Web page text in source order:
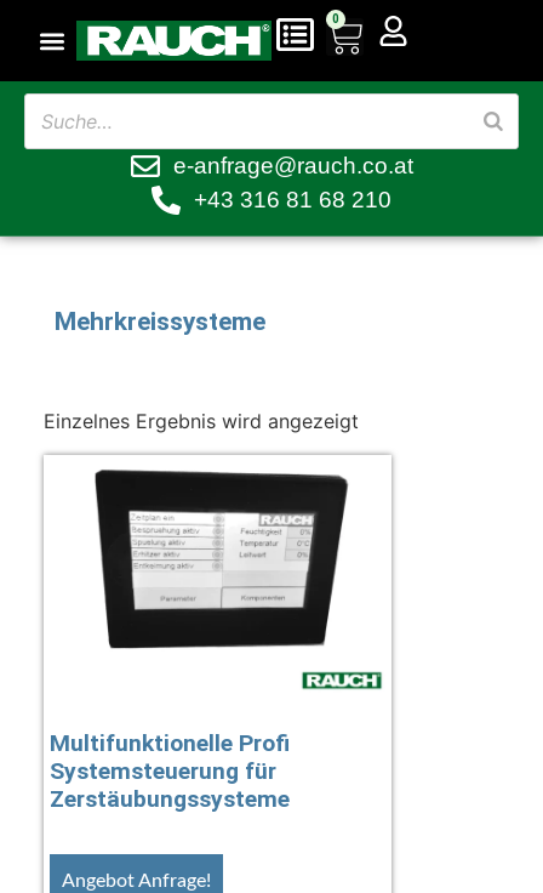
0
e-anfrage@rauch.co.at
+43 316 81 68 210
Mehrkreissysteme
Einzelnes Ergebnis wird angezeigt
Multifunktionelle Profi
Systemsteuerung für
Zerstäubungssysteme
Angebot Anfrage!